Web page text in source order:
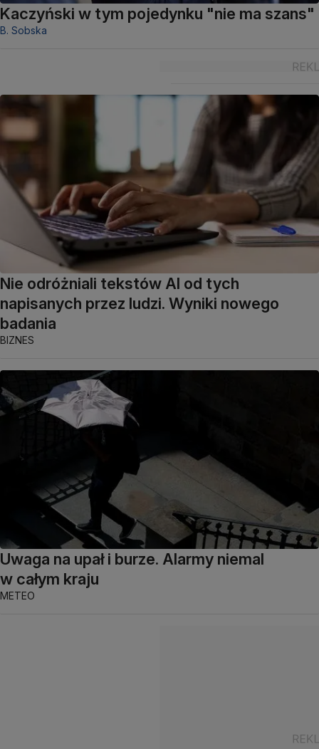
Kaczyński w tym pojedynku "nie ma szans"
B. Sobska
Nie odróżniali tekstów AI od tych
napisanych przez ludzi. Wyniki nowego
badania
BIZNES
Uwaga na upał i burze. Alarmy niemal
w całym kraju
METEO